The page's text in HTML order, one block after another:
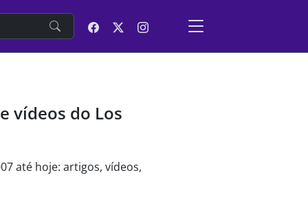
vídeos do Los
até hoje: artigos, vídeos,